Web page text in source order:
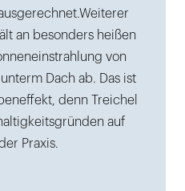
an besonders heißen
von
Dach ab. Das ist
denn Treichel
auf
Praxis.